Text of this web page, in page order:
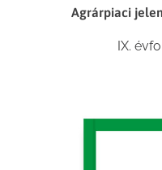
Agrárpiaci
IX.